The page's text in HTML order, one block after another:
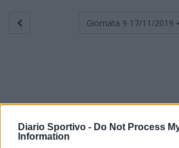
Diario Sportivo - Do Not Process
Information
Giornata 9 17/11/2019